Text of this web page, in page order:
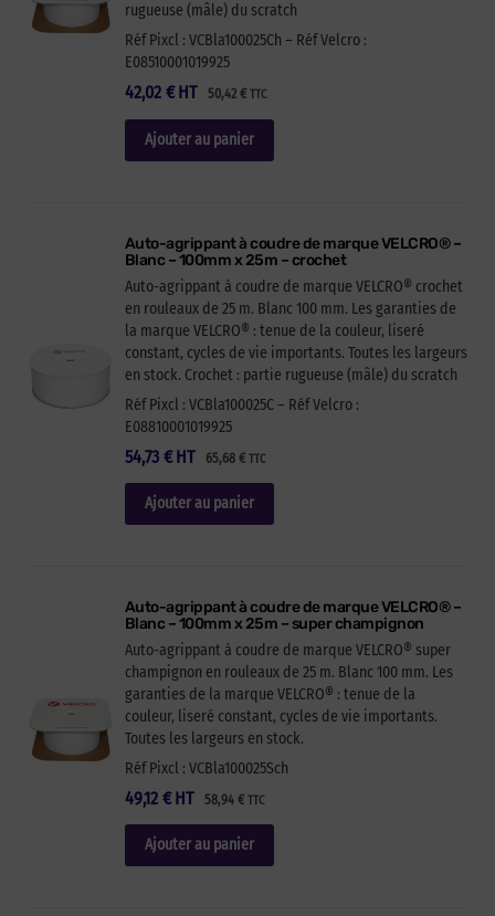
rugueuse (mâle) du scratch
Réf Pixcl : VCBla100025Ch – Réf Velcro :
E08510001019925
42,02 € 50,42 €TTC
HT
Ajouter au panier
Auto-agrippant à coudre de marque VELCRO® –
Blanc – 100mm x 25m – crochet
Auto-agrippant à coudre de marque VELCRO® crochet
en rouleaux de 25 m. Blanc 100 mm. Les garanties de
la marque VELCRO® : tenue de la couleur, liseré
constant, cycles de vie importants. Toutes les largeurs
en stock. Crochet : partie rugueuse (mâle) du scratch
Réf Pixcl : VCBla100025C – Réf Velcro :
E08810001019925
54,73 € 65,68 €TTC
HT
Ajouter au panier
Auto-agrippant à coudre de marque VELCRO® –
Blanc – 100mm x 25m – super champignon
Auto-agrippant à coudre de marque VELCRO® super
champignon en rouleaux de 25 m. Blanc 100 mm. Les
garanties de la marque VELCRO® : tenue de la
couleur, liseré constant, cycles de vie importants.
Toutes les largeurs en stock.
Réf Pixcl : VCBla100025Sch
49,12 € 58,94 €TTC
HT
Ajouter au panier